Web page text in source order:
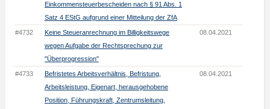
Einkommensteuerbescheiden nach § 91 Abs. 1
Satz 4 EStG aufgrund einer Mitteilung der ZfA
#4732
Keine Steueranrechnung im Billigkeitswege
wegen Aufgabe der Rechtsprechung zur
"Überprogression"
08.04.2021
#4733
Befristetes Arbeitsverhältnis, Befristung,
Arbeitsleistung, Eigenart, herausgehobene
Position, Führungskraft, Zentrumsleitung,
08.04.2021